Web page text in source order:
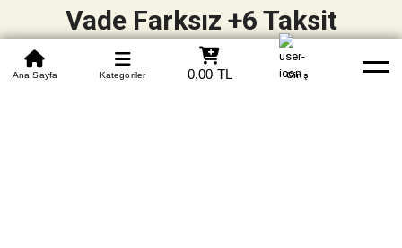
0850 305 09 70
Beden Tablosu Banka Hesapları Whatsapp Yardım
Ana Sayfa Kategoriler 0,00 TL Giriş
Vade Farksız +6 Taksit